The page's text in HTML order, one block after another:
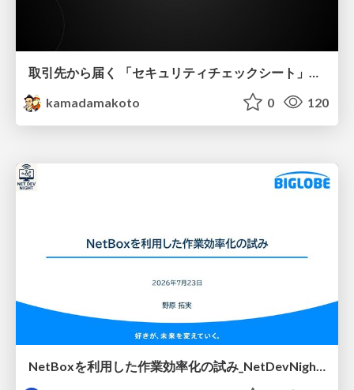
kamadamakoto
0 120
NetBoxを利用した作業効率化の試み_NetDevNight4